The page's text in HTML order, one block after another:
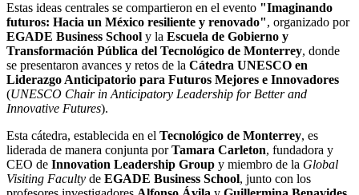
Estas ideas centrales se compartieron en el evento "Imaginando
futuros: Hacia un México resiliente y renovado", organizado por
EGADE Business School y la Escuela de Gobierno y
Transformación Pública del Tecnológico de Monterrey, donde
se presentaron avances y retos de la Cátedra UNESCO en
Liderazgo Anticipatorio para Futuros Mejores e Innovadores
(UNESCO Chair in Anticipatory Leadership for Better and
Innovative Futures).
Esta cátedra, establecida en el Tecnológico de Monterrey, es
liderada de manera conjunta porTamara Carleton, fundadora y
CEO de Innovation Leadership Group y miembro de la Global
Visiting Faculty de EGADE Business School, junto con los